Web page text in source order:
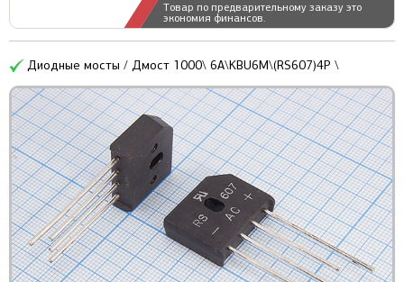
Товар по предварительному заказу это
экономия финансов.
Диодные мосты / Дмост 1000\ 6А\KBU6M\(RS607)4P \